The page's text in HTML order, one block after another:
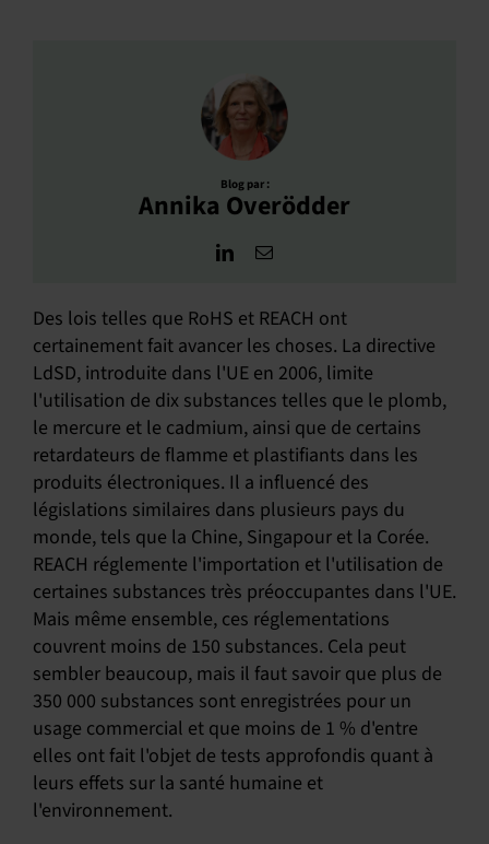
Blog par :
Annika Overödder
Des lois telles que RoHS et REACH ont
certainement fait avancer les choses. La directive
LdSD, introduite dans l'UE en 2006, limite
l'utilisation de dix substances telles que le plomb,
le mercure et le cadmium, ainsi que de certains
retardateurs de flamme et plastifiants dans les
produits électroniques. Il a influencé des
législations similaires dans plusieurs pays du
monde, tels que la Chine, Singapour et la Corée.
REACH réglemente l'importation et l'utilisation de
certaines substances très préoccupantes dans l'UE.
Mais même ensemble, ces réglementations
couvrent moins de 150 substances. Cela peut
sembler beaucoup, mais il faut savoir que plus de
350 000 substances sont enregistrées pour un
usage commercial et que moins de 1 % d'entre
elles ont fait l'objet de tests approfondis quant à
leurs effets sur la santé humaine et
l'environnement.